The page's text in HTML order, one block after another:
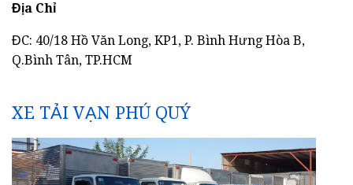
Địa Chỉ
ĐC: 40/18 Hồ Văn Long, KP1, P. Bình Hưng Hòa B,
Q.Bình Tân, TP.HCM
XE TẢI VẠN PHÚ QUÝ